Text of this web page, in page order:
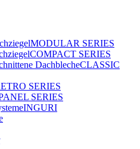
MODULAR SERIES
COMPACT SERIES
DachblecheCLASSIC
SERIES
SERIES
INGURI